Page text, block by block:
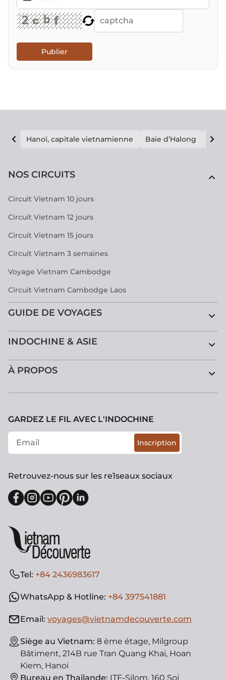
Publier
Hanoï, capitale vietnamienne Baie d’Halong E
NOS CIRCUITS
Circuit Vietnam 10 jours
Circuit Vietnam 12 jours
Circuit Vietnam 15 jours
Circuit Vietnam 3 semaines
Voyage Vietnam Cambodge
Circuit Vietnam Cambodge Laos
GUIDE DE VOYAGES
INDOCHINE & ASIE
À PROPOS
Tel: +84 2436983617
WhatsApp & Hotline: +84 397541881
Email: voyages@vietnamdecouverte.com
Siège au Vietnam: 8 ème étage, Milgroup
Bâtiment, 214B rue Tran Quang Khai, Hoan
Kiem, Hanoi
Bureau en Thaïlande: ITF-Silom, 160 Soi
GARDEZ LE FIL AVEC L'INDOCHINE
Inscription
Retrouvez-nous sur les re1seaux sociaux